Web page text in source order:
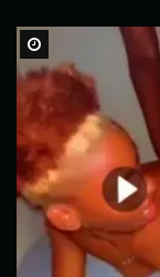
Watch Later